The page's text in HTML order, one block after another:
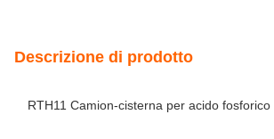
Descrizione di prodotto
RTH11 Camion-cisterna per acido